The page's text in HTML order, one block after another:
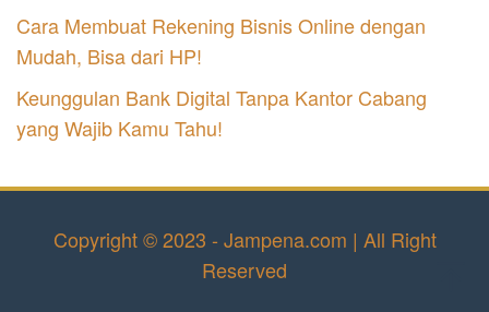
Cara Membuat Rekening Bisnis Online dengan
Mudah, Bisa dari HP!
Keunggulan Bank Digital Tanpa Kantor Cabang
yang Wajib Kamu Tahu!
Copyright © 2023 - Jampena.com | All Right
Reserved